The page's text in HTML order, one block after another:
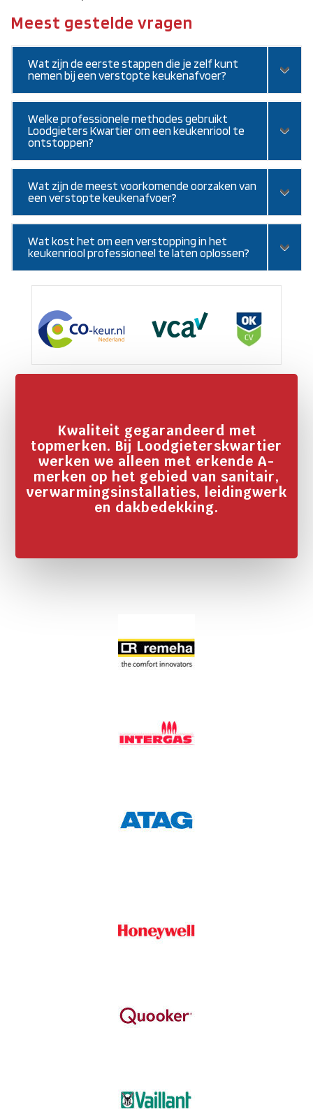
Meest gestelde vragen
Wat zijn de eerste stappen die je zelf kunt
nemen bij een verstopte keukenafvoer?
Welke professionele methodes gebruikt
Loodgieters Kwartier om een keukenriool te
ontstoppen?
Wat zijn de meest voorkomende oorzaken van
een verstopte keukenafvoer?
Wat kost het om een verstopping in het
keukenriool professioneel te laten oplossen?
Kwaliteit gegarandeerd met
topmerken. Bij Loodgieterskwartier
werken we alleen met erkende A-
merken op het gebied van sanitair,
verwarmingsinstallaties, leidingwerk
en dakbedekking.